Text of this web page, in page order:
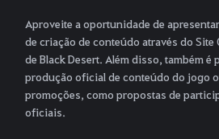
Aproveite a oportunidade de
de criação de conteúdo através do
de Black Desert. Além disso, também
produção oficial de conteúdo do jogo
promoções, como propostas de
oficiais.